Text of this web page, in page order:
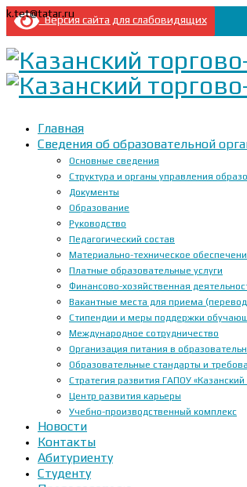
Версия сайта для слабовидящих
k.tet@tatar.ru
Главная
Сведения об образовательной
Основные сведения
Структура и органы управления
Документы
Образование
Руководство
Педагогический состав
Материально-техническое
Платные образовательные услуги
Финансово-хозяйственная
Вакантные места для приема
Стипендии и меры поддержки
Международное сотрудничество
Организация питания в
Образовательные стандарты и
Стратегия развития ГАПОУ
Центр развития карьеры
Учебно-производственный комплекс
Новости
Контакты
Абитуриенту
Студенту